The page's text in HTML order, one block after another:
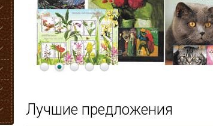
Лучшие предложения